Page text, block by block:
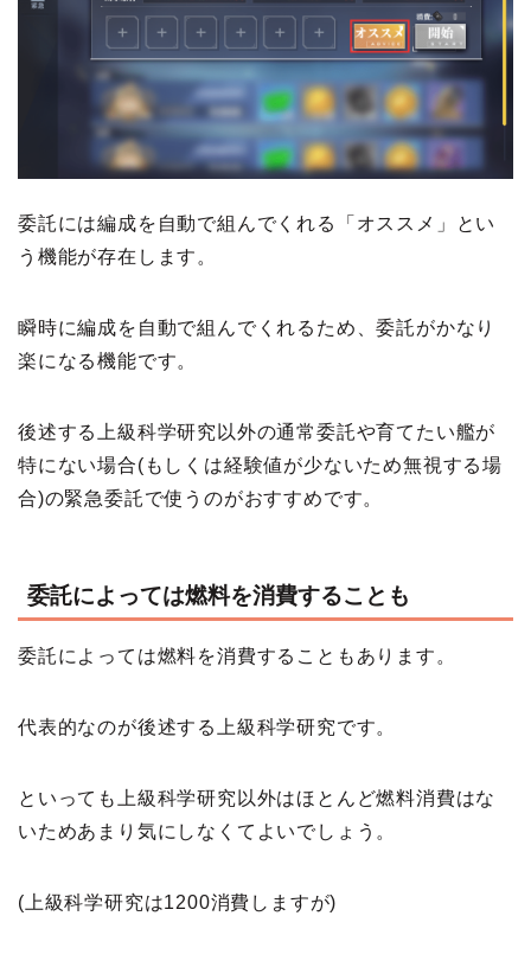
委託には編成を自動で組んでくれる「オススメ」とい
う機能が存在します。
瞬時に編成を自動で組んでくれるため、委託がかなり
楽になる機能です。
後述する上級科学研究以外の通常委託や育てたい艦が
特にない場合(もしくは経験値が少ないため無視する場
合)の緊急委託で使うのがおすすめです。
委託によっては燃料を消費することも
委託によっては燃料を消費することもあります。
代表的なのが後述する上級科学研究です。
といっても上級科学研究以外はほとんど燃料消費はな
いためあまり気にしなくてよいでしょう。
(上級科学研究は1200消費しますが)